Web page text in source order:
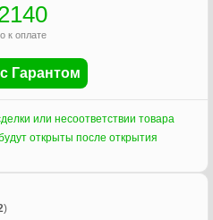
к оплате
Гарантом
или несоответствии товара
открыты после открытия
)